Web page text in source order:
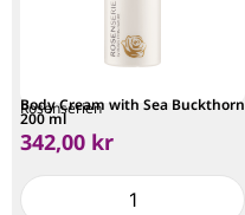
Rosenserien
Body Cream with Sea Buckthorn
200 ml
342,00 kr